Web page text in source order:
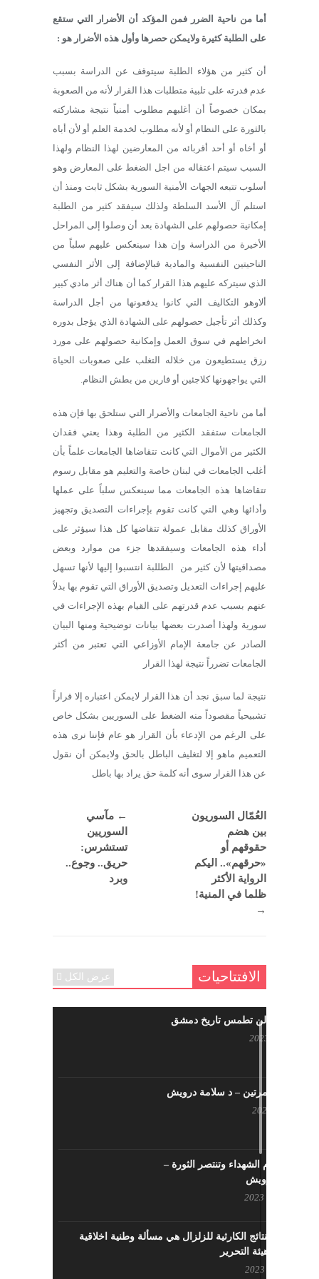
أما من ناحية الضرر فمن المؤكد أن الأضرار التي ستقع
على الطلبة كثيرة ولايمكن حصرها وأول هذه الأضرار هو :
أن كثير من هؤلاء الطلبة سيتوقف عن الدراسة بسبب
عدم قدرته على تلبية متطلبات هذا القرار لأنه من الصعوبة
بمكان خصوصاً أن أغلبهم مطلوب أمنياً نتيجة مشاركته
بالثورة على النظام أو لأنه مطلوب لخدمة العلم أو لأن أباه
أو أخاه أو أحد أقربائه من المعارضين لهذا النظام ولهذا
السبب سيتم اعتقاله من اجل الضغط على المعارض وهو
أسلوب تتبعه الجهات الأمنية السورية بشكل ثابت ومنذ أن
استلم آل الأسد السلطة ولذلك سيفقد كثير من الطلبة
إمكانية حصولهم على الشهادة بعد أن وصلوا إلى المراحل
الأخيرة من الدراسة وإن هذا سينعكس عليهم سلباً من
الناحيتين النفسية والمادية فبالإضافة إلى الأثر النفسي
الذي سيتركه عليهم هذا القرار كما أن هناك أثر مادي كبير
ألاوهو التكاليف التي كانوا يدفعونها من أجل الدراسة
وكذلك أثر تأجيل حصولهم على الشهادة الذي يؤجل بدوره
انخراطهم في سوق العمل وإمكانية حصولهم على مورد
رزق يستطيعون من خلاله التغلب على صعوبات الحياة
التي يواجهونها كلاجئين أو فارين من بطش النظام.
أما من ناحية الجامعات والأضرار التي ستلحق بها فإن هذه
الجامعات ستفقد الكثير من الطلبة وهذا يعني فقدان
الكثير من الأموال التي كانت تتقاضاها الجامعات علماً بأن
أغلب الجامعات في لبنان خاصة والتعليم هو مقابل رسوم
تتقاضاها هذه الجامعات مما سينعكس سلباً على عملها
وأدائها وهي التي كانت تقوم بإجراءات التصديق وتجهيز
الأوراق كذلك مقابل عمولة تتقاضها كل هذا سيؤثر على
أداء هذه الجامعات وسيفقدها جزء من موارد وبعض
مصداقيتها لأن كثير من الطللبة انتسبوا إليها لأنها تسهل
عليهم إجراءات التعديل وتصديق الأوراق التي تقوم بها بدلاً
عنهم بسبب عدم قدرتهم على القيام بهذه الإجراءات في
سورية ولهذا أصدرت بعضها بيانات توضيحية ومنها البيان
الصادر عن جامعة الإمام الأوزاعي التي تعتبر من أكثر
الجامعات تضرراً نتيجة لهذا القرار
نتيجة لما سبق نجد أن هذا القرار لايمكن اعتباره إلا قراراً
تشبيحياً مقصوداً منه الضغط على السوريين بشكل خاص
على الرغم من الإدعاء بأن القرار هو عام فإننا نرى هذه
التعميم ماهو إلا لتغليف الباطل بالحق ولايمكن أن نقول
عن هذا القرار سوى أنه كلمة حق يراد بها باطل
← مآسي
السوريين
تستشرس:
حريق.. وجوع..
وبرد
العُمّال السوريون
بين هضم
حقوقهم أو
«حرقهم».. اليكم
الرواية الأكثر
ظلما في المنية!
→
الافتتاحيات عرض الكل
حرائقكم لن تطمس تاريخ دمشق
لا تقتلونا مرتين – د سلامة درويش
سيزهر دم الشهداء وتنتصر الثورة –
سلامة درويش
معالجة النتائج الكارثية للزلزال هي مسألة وطنية اخلاقية
بإمتياز – هيئة التحرير